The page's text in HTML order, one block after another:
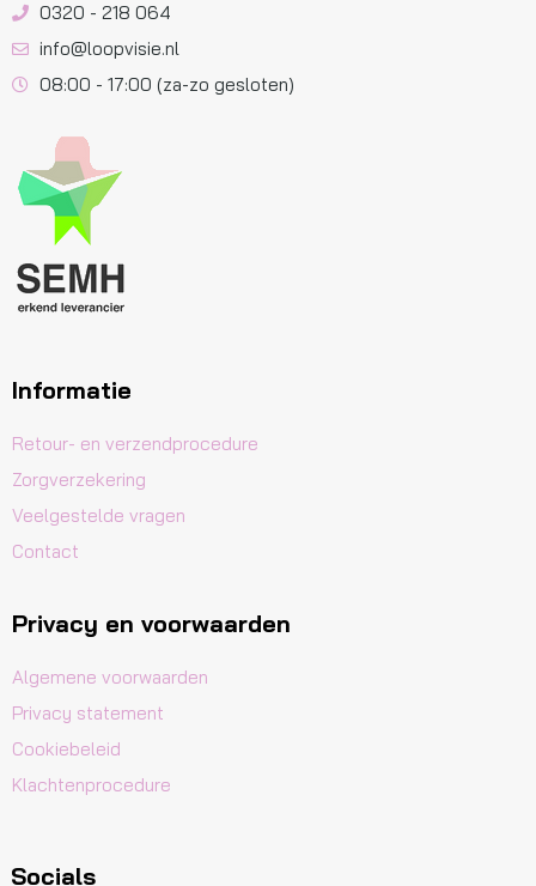
0320 - 218 064
info@loopvisie.nl
08:00 - 17:00 (za-zo gesloten)
Informatie
Retour- en verzendprocedure
Zorgverzekering
Veelgestelde vragen
Contact
Privacy en voorwaarden
Algemene voorwaarden
Privacy statement
Cookiebeleid
Klachtenprocedure
Socials